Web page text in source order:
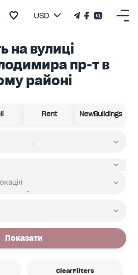
USD
на вулиці
пр-т в
районі
Rent NewBuildings
Показати
ClearFilters